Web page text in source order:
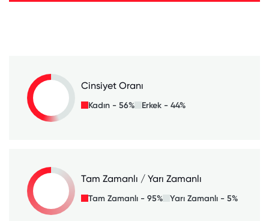
Cinsiyet Oranı
Kadın - 56% Erkek - 44%
Tam Zamanlı / Yarı Zamanlı
Tam Zamanlı - 95% Yarı Zamanlı - 5%